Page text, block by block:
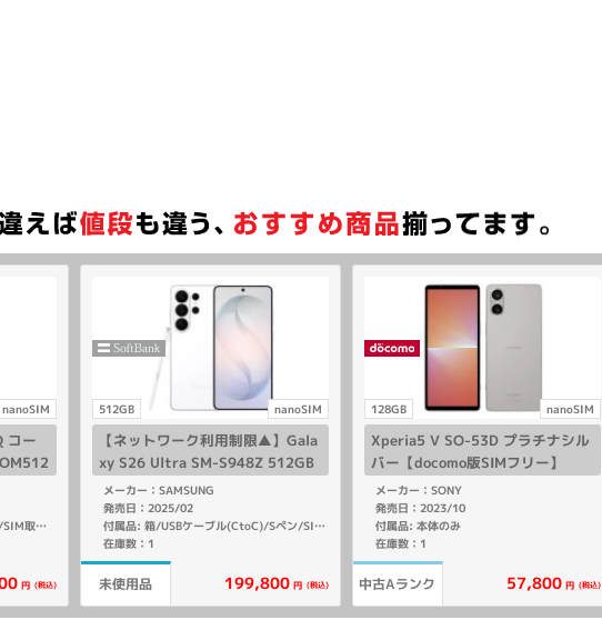
nanoSIM
コー
付属品: 箱/USBケーブル(C to C)/SIM取り出し用ピン/マニュアル
円 (税込)
512GB nanoSIM
【ネットワーク利用制限▲】Gala
xy S26 Ultra SM-S948Z 512GB
ホワイト【SoftBank版 SIMフリ
ー】
メーカー：SAMSUNG
発売日：2025/02
付属品: 箱/USBケーブル(CtoC)/Sペン/SIM取り出し用ピン/マニュアル
在庫数：1
未使用品 199,800 円 (税込)
128GB nanoSIM
Xperia5 V SO-53D プラチナシル
バー【docomo版SIMフリー】
メーカー：SONY
発売日：2023/10
付属品: 本体のみ
在庫数：1
中古Aランク 57,800 円 (税込)